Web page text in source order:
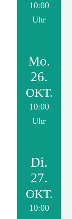
10:00
Uhr
Mo.
26.
OKT.
10:00
Uhr
Di.
27.
OKT.
10:00